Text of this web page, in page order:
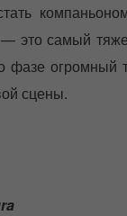
— это самый
фазе огромный
сцены.